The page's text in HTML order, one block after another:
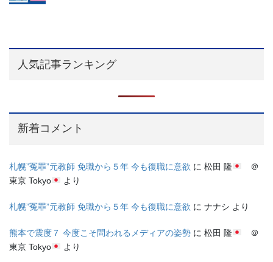
人気記事ランキング
新着コメント
札幌”冤罪”元教師 免職から５年 今も復職に意欲 に 松田 隆
＠
東京 Tokyo
より
札幌”冤罪”元教師 免職から５年 今も復職に意欲 に ナナシ より
熊本で震度７ 今度こそ問われるメディアの姿勢 に 松田 隆
＠
東京 Tokyo
より